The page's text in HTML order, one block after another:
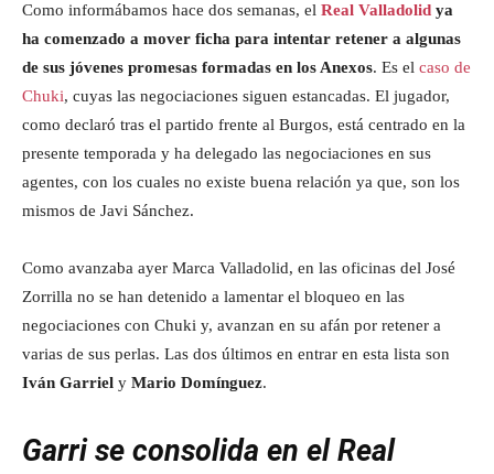
Como informábamos hace dos semanas, el Real Valladolid ya
ha comenzado a mover ficha para intentar retener a algunas
de sus jóvenes promesas formadas en los Anexos. Es el caso de
Chuki, cuyas las negociaciones siguen estancadas. El jugador,
como declaró tras el partido frente al Burgos, está centrado en la
presente temporada y ha delegado las negociaciones en sus
agentes, con los cuales no existe buena relación ya que, son los
mismos de Javi Sánchez.
Como avanzaba ayer Marca Valladolid, en las oficinas del José
Zorrilla no se han detenido a lamentar el bloqueo en las
negociaciones con Chuki y, avanzan en su afán por retener a
varias de sus perlas. Las dos últimos en entrar en esta lista son
Iván Garriel y Mario Domínguez.
Garri se consolida en el Real